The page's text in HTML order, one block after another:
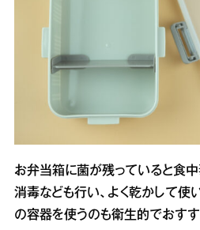
お弁当箱に菌が残っていると食中
消毒なども行い、よく乾かして使
の容器を使うのも衛生的でおすす